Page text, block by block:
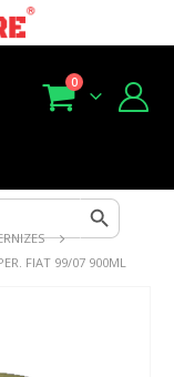
Search Button
0
FIAT 99/07 900ML